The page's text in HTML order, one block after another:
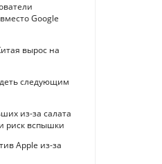
Google
вырос на
следующим
из-за салата
риск вспышки
Apple из-за